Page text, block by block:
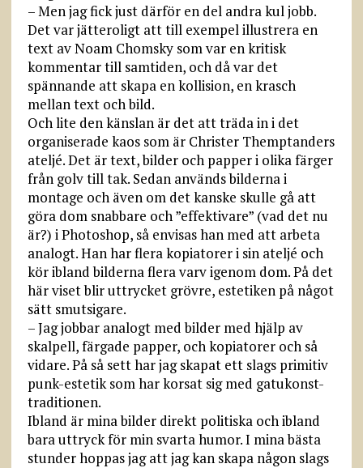
– Men jag fick just därför en del andra kul jobb.
Det var jätteroligt att till exempel illustrera en
text av Noam Chomsky som var en kritisk
kommentar till samtiden, och då var det
spännande att skapa en kollision, en krasch
mellan text och bild.
Och lite den känslan är det att träda in i det
organiserade kaos som är Christer Themptanders
ateljé. Det är text, bilder och papper i olika färger
från golv till tak. Sedan används bilderna i
montage och även om det kanske skulle gå att
göra dom snabbare och ”effektivare” (vad det nu
är?) i Photoshop, så envisas han med att arbeta
analogt. Han har flera kopiatorer i sin ateljé och
kör ibland bilderna flera varv igenom dom. På det
här viset blir uttrycket grövre, estetiken på något
sätt smutsigare.
– Jag jobbar analogt med bilder med hjälp av
skalpell, färgade papper, och kopiatorer och så
vidare. På så sett har jag skapat ett slags primitiv
punk-estetik som har korsat sig med gatukonst-
traditionen.
Ibland är mina bilder direkt politiska och ibland
bara uttryck för min svarta humor. I mina bästa
stunder hoppas jag att jag kan skapa någon slags